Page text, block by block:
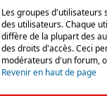
Les groupes
des utilisateurs. Chaque
diffère de la plupart des
des droits d'accès. Ceci
modérateurs d'un forum,
Revenir en haut de page